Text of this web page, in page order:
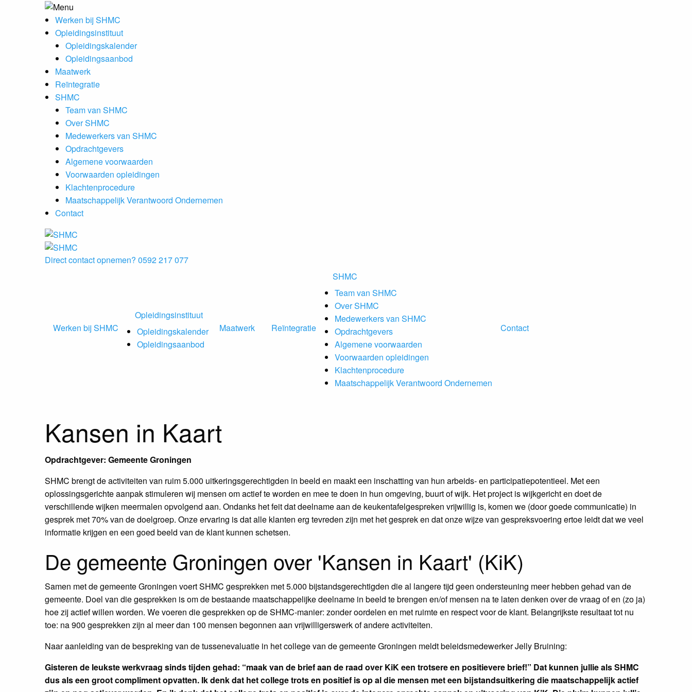
Werken bij SHMC
Opleidingsinstituut
Opleidingskalender
Opleidingsaanbod
Maatwerk
Reïntegratie
SHMC
Team van SHMC
Over SHMC
Medewerkers van SHMC
Opdrachtgevers
Algemene voorwaarden
Voorwaarden opleidingen
Klachtenprocedure
Maatschappelijk Verantwoord Ondernemen
Contact
Direct contact opnemen? 0592 217 077
Werken bij SHMC
Opleidingsinstituut
Opleidingskalender
Opleidingsaanbod
Maatwerk Reïntegratie
SHMC
Team van SHMC
Over SHMC
Medewerkers van SHMC
Opdrachtgevers
Algemene voorwaarden
Voorwaarden opleidingen
Klachtenprocedure
Maatschappelijk Verantwoord Ondernemen
Contact
Kansen in Kaart
Opdrachtgever: Gemeente Groningen
SHMC brengt de activiteiten van ruim 5.000 uitkeringsgerechtigden in beeld en maakt een inschatting van hun arbeids- en participatiepotentieel. Met een
oplossingsgerichte aanpak stimuleren wij mensen om actief te worden en mee te doen in hun omgeving, buurt of wijk. Het project is wijkgericht en doet de
verschillende wijken meermalen opvolgend aan. Ondanks het feit dat deelname aan de keukentafelgespreken vrijwillig is, komen we (door goede communicatie) in
gesprek met 70% van de doelgroep. Onze ervaring is dat alle klanten erg tevreden zijn met het gesprek en dat onze wijze van gespreksvoering ertoe leidt dat we veel
informatie krijgen en een goed beeld van de klant kunnen schetsen.
De gemeente Groningen over 'Kansen in Kaart' (KiK)
Samen met de gemeente Groningen voert SHMC gesprekken met 5.000 bijstandsgerechtigden die al langere tijd geen ondersteuning meer hebben gehad van de
gemeente. Doel van die gesprekken is om de bestaande maatschappelijke deelname in beeld te brengen en/of mensen na te laten denken over de vraag of en (zo ja)
hoe zij actief willen worden. We voeren die gesprekken op de SHMC-manier: zonder oordelen en met ruimte en respect voor de klant. Belangrijkste resultaat tot nu
toe: na 900 gesprekken zijn al meer dan 100 mensen begonnen aan vrijwilligerswerk of andere activiteiten.
Naar aanleiding van de bespreking van de tussenevaluatie in het college van de gemeente Groningen meldt beleidsmedewerker Jelly Bruining:
Gisteren de leukste werkvraag sinds tijden gehad: “maak van de brief aan de raad over KiK een trotsere en positievere brief!” Dat kunnen jullie als SHMC
dus als een groot compliment opvatten. Ik denk dat het college trots en positief is op al die mensen met een bijstandsuitkering die maatschappelijk actief